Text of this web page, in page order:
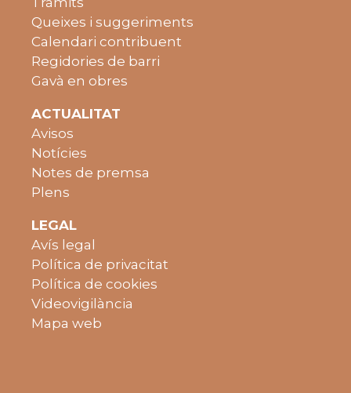
Queixes i suggeriments
Calendari contribuent
Regidories de barri
Gavà en obres
ACTUALITAT
Avisos
Notícies
Notes de premsa
Plens
LEGAL
Avís legal
Política de privacitat
Política de cookies
Videovigilància
Mapa web